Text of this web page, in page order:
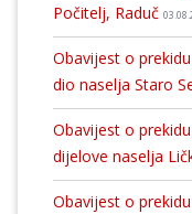
Počitelj, Raduč
Obavijest o
dio naselja Staro
Obavijest o
dijelove naselja
Obavijest o